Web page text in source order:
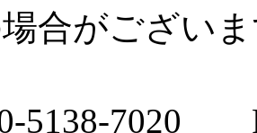
場合がござい
5138-7020